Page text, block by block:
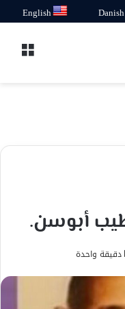
Danish
English
أبوسن.
دقيقة واحدة